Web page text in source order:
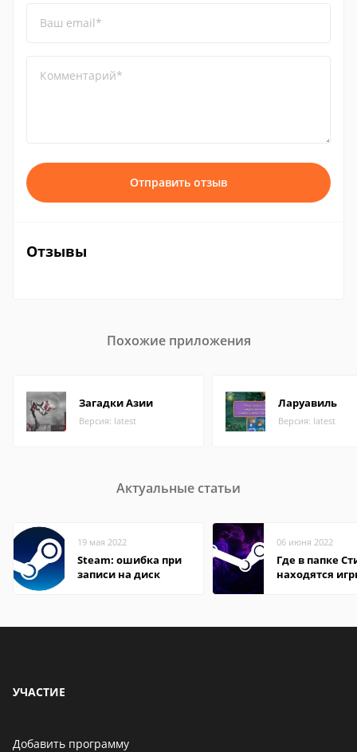
Ваш email*
Комментарий*
Отправить отзыв
Отзывы
Похожие приложения
Загадки Азии
Версия: latest
Ларуавиль
Версия: latest
Актуальные статьи
19 мая 2022
Steam: ошибка при
записи на диск
06 июня 2022
Где в папке
находятся
УЧАСТИЕ
Добавить программу